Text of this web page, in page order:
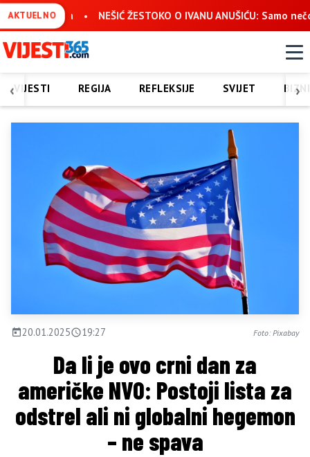
AKTUELNO
ŽESTOKO O IVANU ANUŠIĆU: Samo nečovjek može žaliti
‹ ›
VIJESTI REGIJA REFLEKSIJE SVIJET
20.01.2025 19:27 Foto: Pixabay
Da li je ovo crni dan za
američke NVO: Postoji lista za
odstrel ali ni globalni hegemon
– ne spava